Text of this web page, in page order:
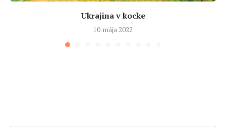
Ukrajina v kocke
10. mája 2022